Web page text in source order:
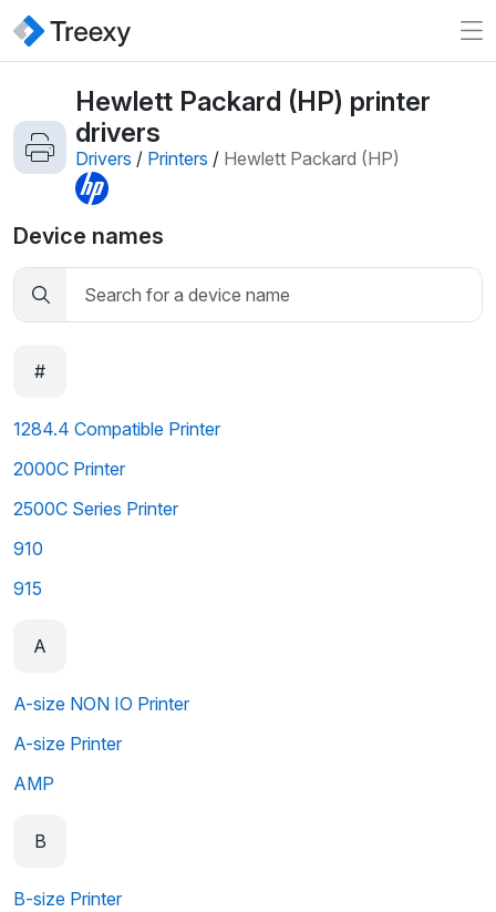
Hewlett Packard (HP) printer
drivers
Drivers / Printers / Hewlett Packard (HP)
Device names
#
1284.4 Compatible Printer
2000C Printer
2500C Series Printer
910
915
A
A-size NON IO Printer
A-size Printer
AMP
B
B-size Printer